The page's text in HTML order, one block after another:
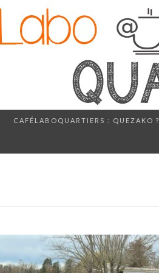
CAFÉLABOQUARTIERS : QUEZAKO ?